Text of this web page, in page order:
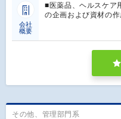
会社
概要
■医薬品、ヘルスケア
の企画および資材の
その他、管理部門系